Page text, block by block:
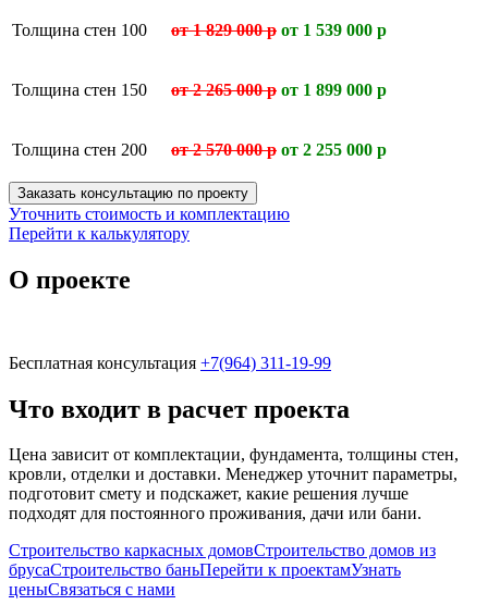
Толщина стен 100 от 1 829 000 р от 1 539 000 р
Толщина стен 150 от 2 265 000 р от 1 899 000 р
Толщина стен 200 от 2 570 000 р от 2 255 000 р
Заказать консультацию по проекту
Уточнить стоимость и комплектацию
Перейти к калькулятору
О проекте
Бесплатная консультация +7(964) 311-19-99
Что входит в расчет проекта
Цена зависит от комплектации, фундамента, толщины стен,
кровли, отделки и доставки. Менеджер уточнит параметры,
подготовит смету и подскажет, какие решения лучше
подходят для постоянного проживания, дачи или бани.
Строительство каркасных домовСтроительство домов из
брусаСтроительство баньПерейти к проектамУзнать
ценыСвязаться с нами